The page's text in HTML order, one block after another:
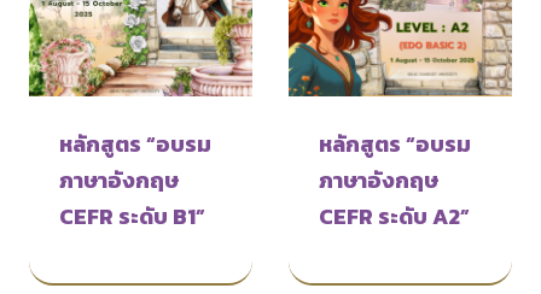
หลักสูตร “อบรม
ภาษาอังกฤษ
CEFR ระดับ B1”
หลักสูตร “อบรม
ภาษาอังกฤษ
CEFR ระดับ A2”